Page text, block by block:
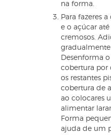
na forma.
Para fazeres
e o açúcar
cremosos.
Desenforma
cobertura por
os restantes
cobertura de
ao colocares
alimentar
Forma
ajuda de um